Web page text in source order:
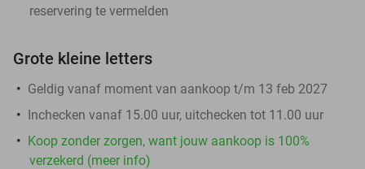
reservering te vermelden
Grote kleine letters
Geldig vanaf moment van aankoop t/m 13 feb 2027
Inchecken vanaf 15.00 uur, uitchecken tot 11.00 uur
Koop zonder zorgen, want jouw aankoop is 100%
verzekerd (meer info)